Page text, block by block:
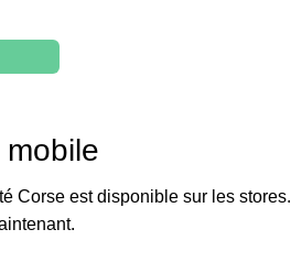
Corse est disponible sur les stores.